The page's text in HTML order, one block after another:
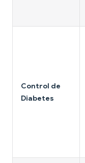
Control de
Diabetes